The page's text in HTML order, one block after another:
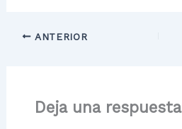
ANTERIOR
Deja una respuesta